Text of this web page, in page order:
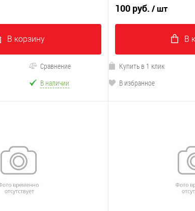
В корзину
Сравнение
В наличии
100 руб. / шт
В
Купить в 1 клик
В избранное